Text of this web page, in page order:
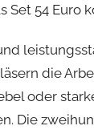
Set 54 Euro
die
oder
Die